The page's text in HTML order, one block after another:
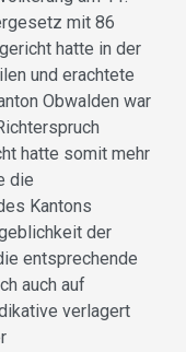
mit 86
hatte in der
und erachtete
Obwalden war
hatte somit mehr
die
Kantons
der
entsprechende
auch auf
verlagert